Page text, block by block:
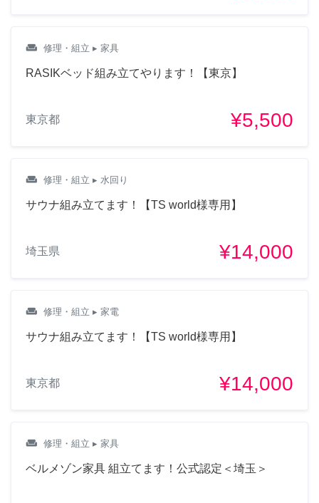
weekend 修理・組立 ▸ 家具
RASIKベッド組み立てやります！【東京】
東京都 ¥5,500
weekend 修理・組立 ▸ 水回り
サウナ組み立てます！【TS world様専用】
埼玉県 ¥14,000
weekend 修理・組立 ▸ 家電
サウナ組み立てます！【TS world様専用】
東京都 ¥14,000
weekend 修理・組立 ▸ 家具
ベルメゾン家具 組立てます！公式認定＜埼玉＞